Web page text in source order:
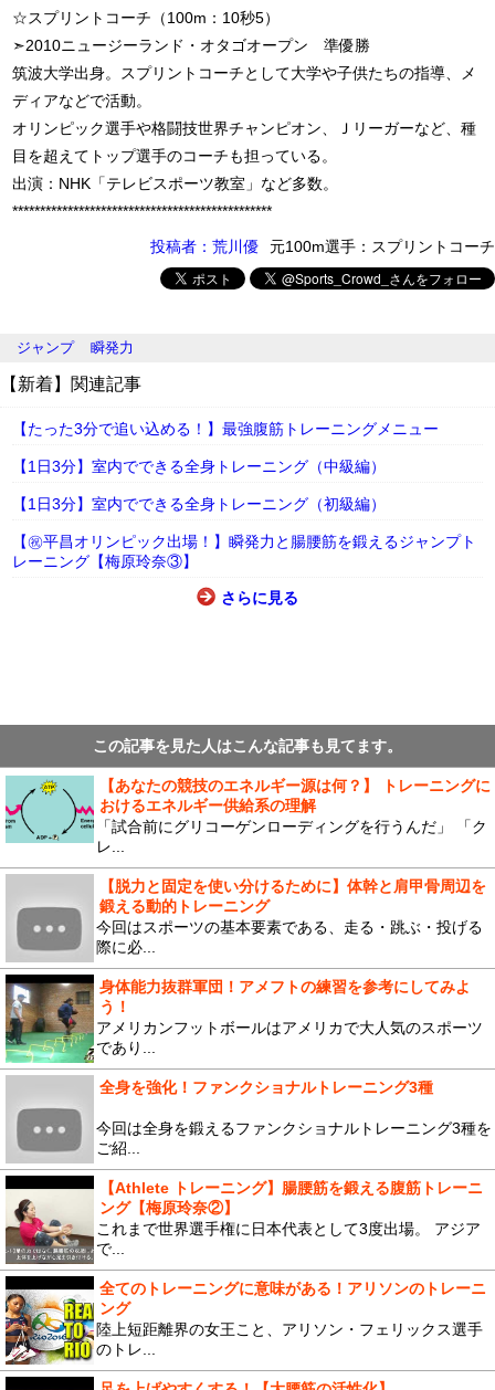
☆スプリントコーチ（100m：10秒5）
➣2010ニュージーランド・オタゴオープン 準優勝
筑波大学出身。スプリントコーチとして大学や子供たちの指導、メ
ディアなどで活動。
オリンピック選手や格闘技世界チャンピオン、Ｊリーガーなど、種
目を超えてトップ選手のコーチも担っている。
出演：NHK「テレビスポーツ教室」など多数。
***********************************************
投稿者：荒川優
元100m選手：スプリントコーチ
ジャンプ 瞬発力
【新着】関連記事
【たった3分で追い込める！】最強腹筋トレーニングメニュー
【1日3分】室内でできる全身トレーニング（中級編）
【1日3分】室内でできる全身トレーニング（初級編）
【㊗平昌オリンピック出場！】瞬発力と腸腰筋を鍛えるジャンプト
レーニング【梅原玲奈③】
さらに見る
この記事を見た人はこんな記事も見てます。
【あなたの競技のエネルギー源は何？】 トレーニングに
おけるエネルギー供給系の理解
「試合前にグリコーゲンローディングを行うんだ」 「ク
レ...
【脱力と固定を使い分けるために】体幹と肩甲骨周辺を
鍛える動的トレーニング
今回はスポーツの基本要素である、走る・跳ぶ・投げる
際に必...
身体能力抜群軍団！アメフトの練習を参考にしてみよ
う！
アメリカンフットボールはアメリカで大人気のスポーツ
であり...
全身を強化！ファンクショナルトレーニング3種
今回は全身を鍛えるファンクショナルトレーニング3種を
ご紹...
【Athlete トレーニング】腸腰筋を鍛える腹筋トレーニ
ング【梅原玲奈②】
これまで世界選手権に日本代表として3度出場。 アジア
で...
全てのトレーニングに意味がある！アリソンのトレーニ
ング
陸上短距離界の女王こと、アリソン・フェリックス選手
のトレ...